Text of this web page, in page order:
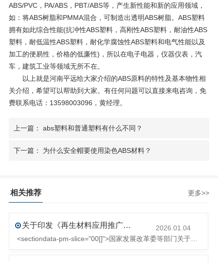
ABS/PVC，PA/ABS，PBT/ABS等，产生新性能和新的应用领域，
如：将ABS树脂和PMMA混合，可制造出透明ABS树脂。ABS塑料
拥有如此综合性能(抗冲性ABS塑料，高刚性ABS塑料，耐油性ABS
塑料，耐低温性ABS塑料，耐化学腐蚀性ABS塑料和电气性能以及
加工的便易性，价格的低廉性)，所以在电子电器，仪器仪表，汽
车，建筑工业等领域无所不在。
以上就是河南平远给大家介绍的ABS原料的特性及基本物性相
关介绍，希望可以帮助到大家。有任何问题可以直接来电咨询，免
费联系电话：13598003096，黄经理。
上一篇： abs塑料和普通塑料有什么不同？
下一篇： 为什么安全帽要使用染色ABS材料？
相关推荐 更多>>
关于印发《再生材料应用推广行动方案》的通知(发改环资〔2025〕1681号)
2026.01.04